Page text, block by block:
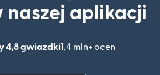
naszej aplikacji
4,8 gwiazdki1,4 mln+ ocen
(otwiera